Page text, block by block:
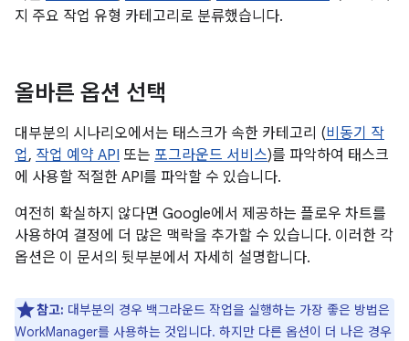
지 주요 작업 유형 카테고리로 분류했습니다.
올바른 옵션 선택
대부분의 시나리오에서는 태스크가 속한 카테고리 (비동기 작
업, 작업 예약 API 또는 포그라운드 서비스)를 파악하여 태스크
에 사용할 적절한 API를 파악할 수 있습니다.
여전히 확실하지 않다면 Google에서 제공하는 플로우 차트를
사용하여 결정에 더 많은 맥락을 추가할 수 있습니다. 이러한 각
옵션은 이 문서의 뒷부분에서 자세히 설명합니다.
참고: 대부분의 경우 백그라운드 작업을 실행하는 가장 좋은 방법은
WorkManager를 사용하는 것입니다. 하지만 다른 옵션이 더 나은 경우